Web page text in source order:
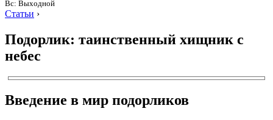
Вс: Выходной
Статьи ›
Подорлик: таинственный хищник с
небес
Введение в мир подорликов